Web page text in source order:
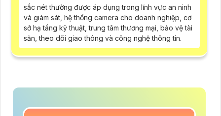
sắc nét thường được áp dụng trong lĩnh vực an ninh
và giám sát, hệ thống camera cho doanh nghiệp, cơ
sở hạ tầng kỹ thuật, trung tâm thương mại, bảo vệ tài
sản, theo dõi giao thông và công nghệ thông tin.